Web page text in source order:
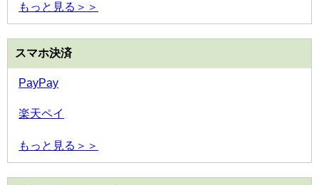
もっと見る＞＞
スマホ決済
PayPay
楽天ペイ
もっと見る＞＞